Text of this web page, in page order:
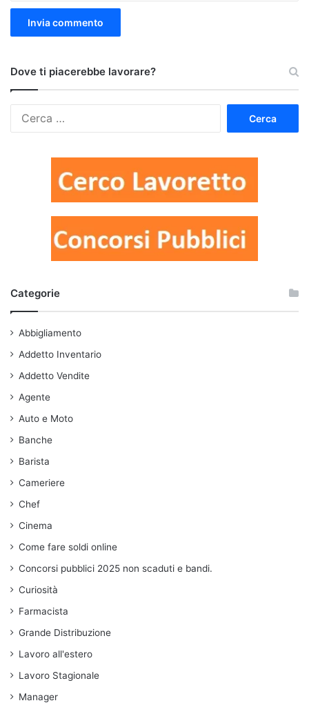
Dove ti piacerebbe lavorare?
Categorie
Abbigliamento
Addetto Inventario
Addetto Vendite
Agente
Auto e Moto
Banche
Barista
Cameriere
Chef
Cinema
Come fare soldi online
Concorsi pubblici 2025 non scaduti e bandi.
Curiosità
Farmacista
Grande Distribuzione
Lavoro all'estero
Lavoro Stagionale
Manager